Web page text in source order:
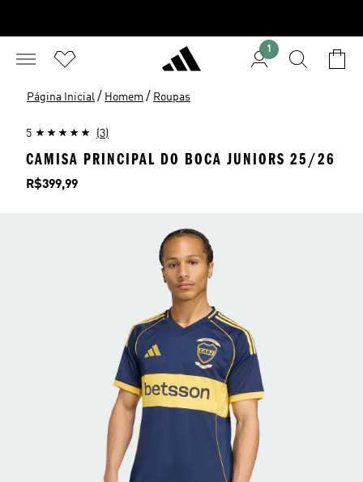
1
Página Inicial / Homem / Roupas
5 (3)
CAMISA PRINCIPAL DO BOCA JUNIORS 25/26
Preço
R$399,99